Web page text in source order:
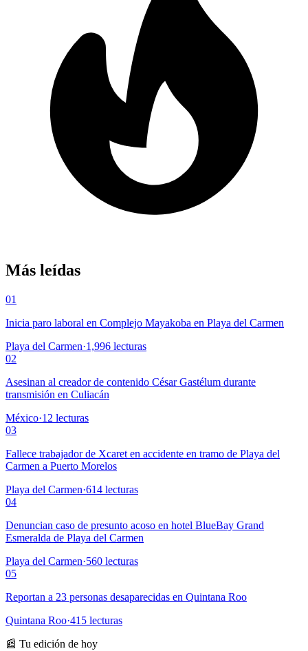
Más leídas
01
Inicia paro laboral en Complejo Mayakoba en Playa del Carmen
Playa del Carmen·1,996 lecturas
02
Asesinan al creador de contenido César Gastélum durante
transmisión en Culiacán
México·12 lecturas
03
Fallece trabajador de Xcaret en accidente en tramo de Playa del
Carmen a Puerto Morelos
Playa del Carmen·614 lecturas
04
Denuncian caso de presunto acoso en hotel BlueBay Grand
Esmeralda de Playa del Carmen
Playa del Carmen·560 lecturas
05
Reportan a 23 personas desaparecidas en Quintana Roo
Quintana Roo·415 lecturas
📰 Tu edición de hoy